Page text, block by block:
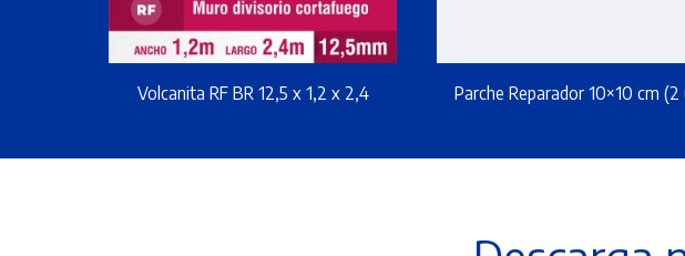
Volcanita RF BR 12,5 x 1,2 x 2,4 Parche Reparador 10×10 cm (2